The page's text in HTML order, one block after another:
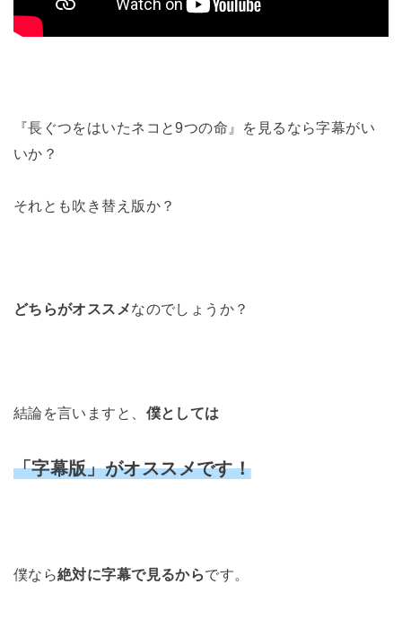
『長ぐつをはいたネコと9つの命』を見るなら字幕がい
いか？
それとも吹き替え版か？
どちらがオススメなのでしょうか？
結論を言いますと、 僕としては
「字幕版」がオススメです！
僕なら絶対に字幕で見るからです。